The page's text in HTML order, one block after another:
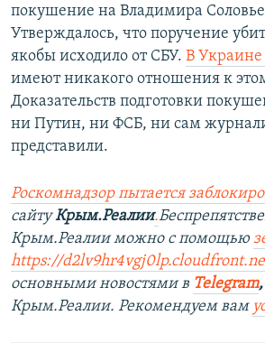
покушение на Владимира
Утверждалось, что поручение
якобы исходило от СБУ. В Украине
имеют никакого отношения к
Доказательств подготовки
ни Путин, ни ФСБ, ни сам
представили.
Роскомнадзор пытается
сайтуКрым.Реалии.
Крым.Реалии можно с помощью
https://
основными новостями в Telegram,
Крым.Реалии. Рекомендуем вам